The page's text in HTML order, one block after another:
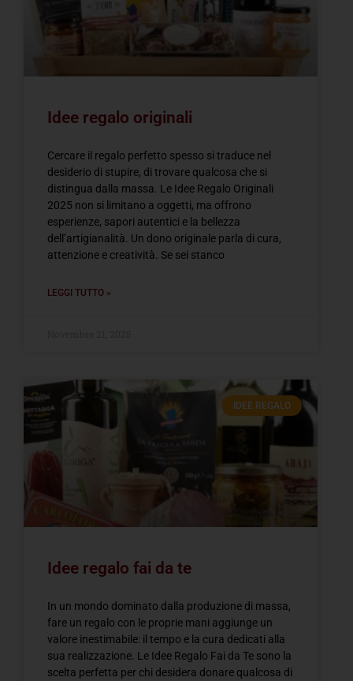
Idee regalo originali
Cercare il regalo perfetto spesso si traduce nel
desiderio di stupire, di trovare qualcosa che si
distingua dalla massa. Le Idee Regalo Originali
2025 non si limitano a oggetti, ma offrono
esperienze, sapori autentici e la bellezza
dell’artigianalità. Un dono originale parla di cura,
attenzione e creatività. Se sei stanco
LEGGI TUTTO »
IDEE REGALO
Idee regalo fai da te
In un mondo dominato dalla produzione di massa,
fare un regalo con le proprie mani aggiunge un
valore inestimabile: il tempo e la cura dedicati alla
sua realizzazione. Le Idee Regalo Fai da Te sono la
scelta perfetta per chi desidera donare qualcosa di